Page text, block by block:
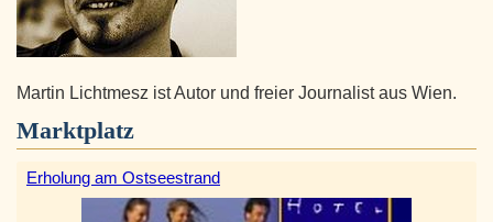
Martin Lichtmesz ist Autor und freier Journalist aus Wien.
Marktplatz
Erholung am Ostseestrand